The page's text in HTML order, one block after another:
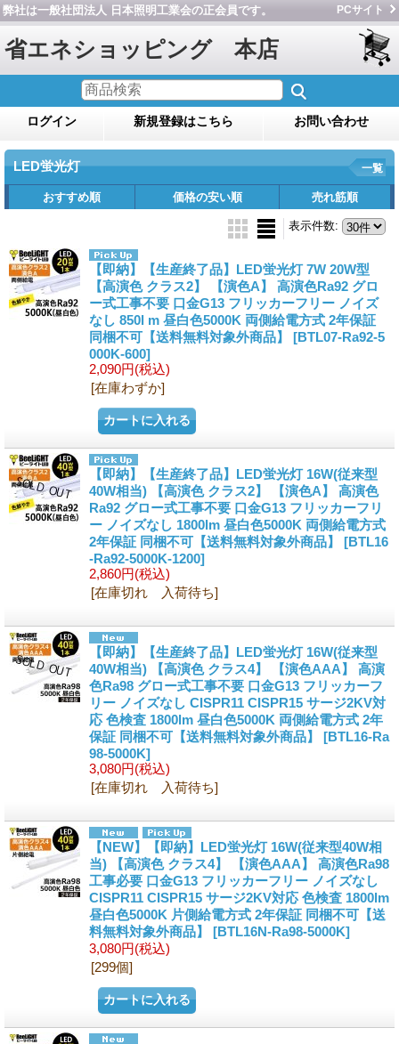
弊社は一般社団法人 日本照明工業会の正会員です。 PCサイト
省エネショッピング 本店
ログイン 新規登録はこちら お問い合わせ
LED蛍光灯 一覧
おすすめ順 価格の安い順 売れ筋順
表示件数:
【即納】【生産終了品】LED蛍光灯 7W 20W型
【高演色 クラス2】 【演色A】 高演色Ra92 グロ
ー式工事不要 口金G13 フリッカーフリー ノイズ
なし 850l m 昼白色5000K 両側給電方式 2年保証
同梱不可【送料無料対象外商品】 [BTL07-Ra92-5
000K-600]
2,090円(税込)
[在庫わずか]
【即納】【生産終了品】LED蛍光灯 16W(従来型
40W相当) 【高演色 クラス2】 【演色A】 高演色
Ra92 グロー式工事不要 口金G13 フリッカーフリ
ー ノイズなし 1800lm 昼白色5000K 両側給電方式
2年保証 同梱不可【送料無料対象外商品】 [BTL16
-Ra92-5000K-1200]
2,860円(税込)
[在庫切れ 入荷待ち]
【即納】【生産終了品】LED蛍光灯 16W(従来型
40W相当) 【高演色 クラス4】 【演色AAA】 高演
色Ra98 グロー式工事不要 口金G13 フリッカーフ
リー ノイズなし CISPR11 CISPR15 サージ2KV対
応 色検査 1800lm 昼白色5000K 両側給電方式 2年
保証 同梱不可【送料無料対象外商品】 [BTL16-Ra
98-5000K]
3,080円(税込)
[在庫切れ 入荷待ち]
【NEW】【即納】LED蛍光灯 16W(従来型40W相
当) 【高演色 クラス4】 【演色AAA】 高演色Ra98
工事必要 口金G13 フリッカーフリー ノイズなし
CISPR11 CISPR15 サージ2KV対応 色検査 1800lm
昼白色5000K 片側給電方式 2年保証 同梱不可【送
料無料対象外商品】 [BTL16N-Ra98-5000K]
3,080円(税込)
[299個]